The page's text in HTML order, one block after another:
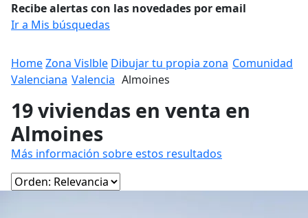
Recibe alertas con las novedades por email
Ir a Mis búsquedas
HomeZona Vislble Dibujar tu propia zona Comunidad
Valenciana Valencia Almoines
19 viviendas en venta en
Almoines
Más información sobre estos resultados